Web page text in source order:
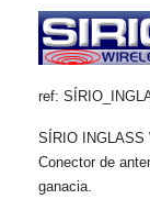
ref:
SÍRIO INGLASS
Conector de
ganacia.